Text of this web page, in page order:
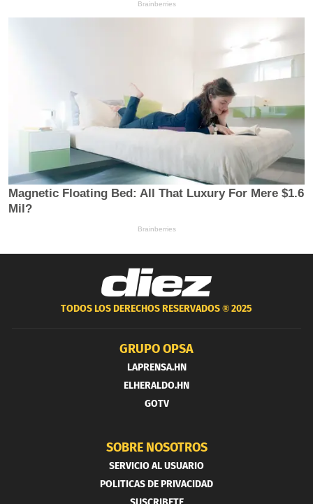
TODOS LOS DERECHOS RESERVADOS ®2025
GRUPO OPSA
LAPRENSA.HN
ELHERALDO.HN
GOTV
SOBRE NOSOTROS
SERVICIO AL USUARIO
POLITICAS DE PRIVACIDAD